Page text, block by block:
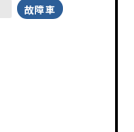
故障車